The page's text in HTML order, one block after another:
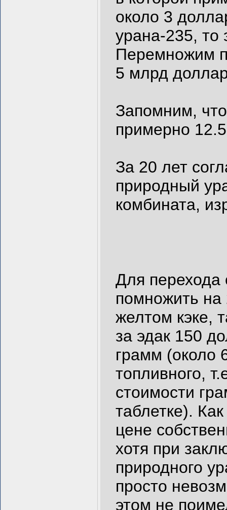
около 3
урана-235, то
Перемножим
5 млрд
Запомним,
примерно
За 20 лет
природный
комбината,
Для перехода
помножить на
желтом кэке,
за эдак 150
грамм (около
топливного,
стоимости
таблетке).
цене
хотя при
природного
просто
этом не